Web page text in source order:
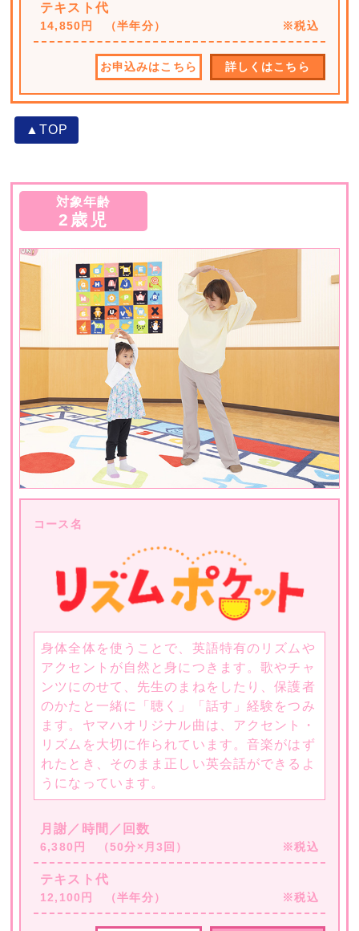
テキスト代
14,850円 （半年分） ※税込
詳しくはこちら
お申込みはこちら
▲TOP
対象年齢
2歳児
コース名
身体全体を使うことで、英語特有のリズムや
アクセントが自然と身につきます。歌やチャ
ンツにのせて、先生のまねをしたり、保護者
のかたと一緒に「聴く」「話す」経験をつみ
ます。ヤマハオリジナル曲は、アクセント・
リズムを大切に作られています。音楽がはず
れたとき、そのまま正しい英会話ができるよ
うになっています。
月謝／時間／回数
6,380円 （50分×月3回） ※税込
テキスト代
12,100円 （半年分） ※税込